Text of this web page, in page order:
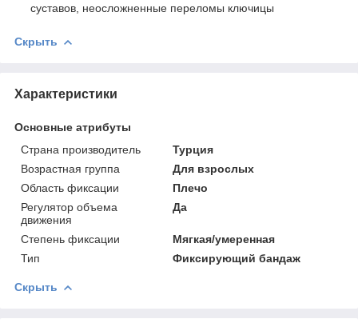
суставов, неосложненные переломы ключицы
Скрыть
Характеристики
Основные атрибуты
Страна производитель
Турция
Возрастная группа
Для взрослых
Область фиксации
Плечо
Регулятор объема
движения
Да
Степень фиксации
Мягкая/умеренная
Тип
Фиксирующий бандаж
Скрыть